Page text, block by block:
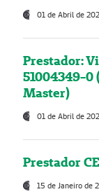
01 de Abril de
Prestador:
51004349-0
Master)
01 de Abril de
Prestador
15 de Janeiro de